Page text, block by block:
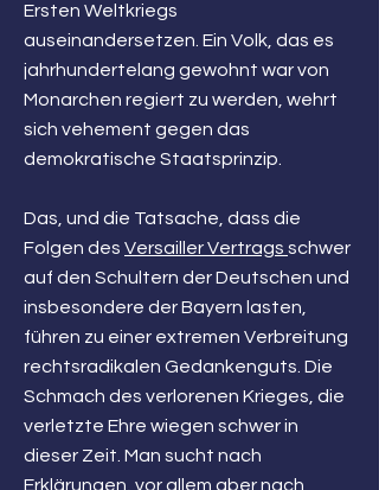
Ersten Weltkriegs
auseinandersetzen. Ein Volk, das es
jahrhundertelang gewohnt war von
Monarchen regiert zu werden, wehrt
sich vehement gegen das
demokratische Staatsprinzip.
Das, und die Tatsache, dass die
Folgen des Versailler Vertrags schwer
auf den Schultern der Deutschen und
insbesondere der Bayern lasten,
führen zu einer extremen Verbreitung
rechtsradikalen Gedankenguts. Die
Schmach des verlorenen Krieges, die
verletzte Ehre wiegen schwer in
dieser Zeit. Man sucht nach
Erklärungen, vor allem aber nach